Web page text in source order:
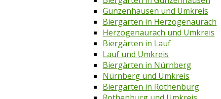
Gunzenhausen und Umkreis
Biergärten in Herzogenaurach
Herzogenaurach und Umkreis
Biergärten in Lauf
Lauf und Umkreis
Biergärten in Nürnberg
Nürnberg und Umkreis
Biergärten in Rothenburg